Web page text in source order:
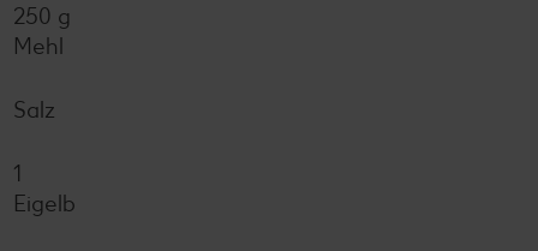
250 g
Mehl
Salz
1
Eigelb